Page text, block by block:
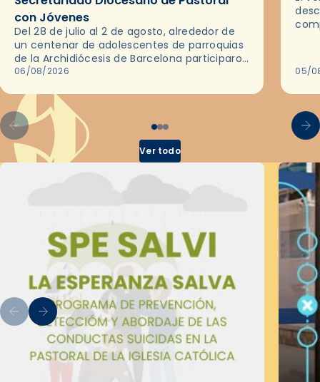
con Jóvenes
Del 28 de julio al 2 de agosto, alrededor de
un centenar de adolescentes de parroquias
de la Archidiócesis de Barcelona participaron
en las convivencias Be Apostle, organizadas
06/08/2026 05/
Ver todo